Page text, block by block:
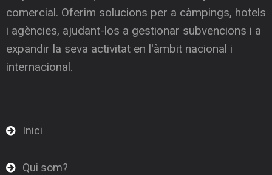
comercial. Oferim solucions per a càmpings, hotels
i agències, ajudant-los a gestionar subvencions i a
expandir la seva activitat en l'àmbit nacional i
internacional.
Inici
Qui som?